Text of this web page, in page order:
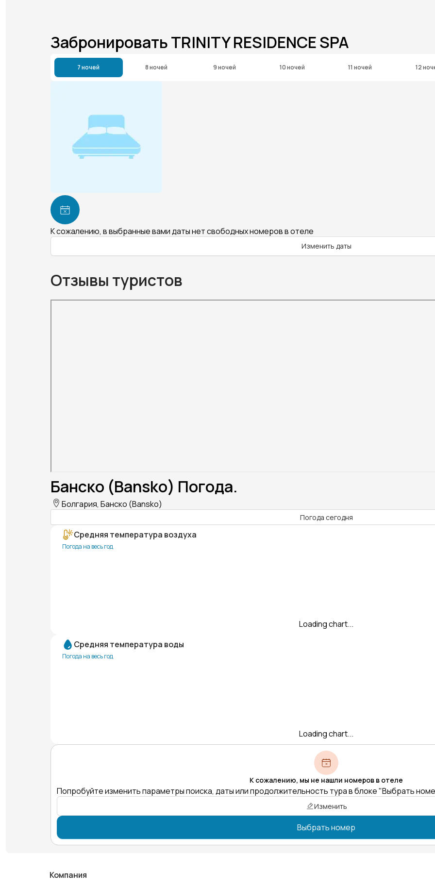
Забронировать TRINITY RESIDENCE SPA
7 ночей 8 ночей 9 ночей 10 ночей 11 ночей 12
К сожалению, в выбранные вами даты нет свободных номеров в отеле
Изменить даты
Отзывы туристов
Банско (Bansko) Погода.
Болгария, Банско (Bansko)
Погода сегодня
Средняя температура воздуха
Погода на весь год
Loading chart...
Средняя температура воды
Погода на весь год
Loading chart...
К сожалению, мы не нашли номеров в отеле
Попробуйте изменить параметры поиска, даты или продолжительность тура в блоке "Выбрать
Изменить
Выбрать номер
Компания